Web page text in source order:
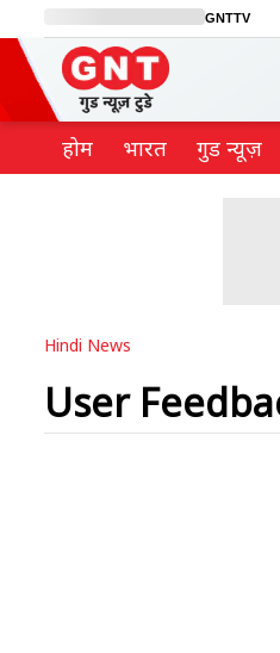
GNTTV
BT Bazaar Cosmopolitan
होम भारत गुड न्यूज़
Hindi News
User